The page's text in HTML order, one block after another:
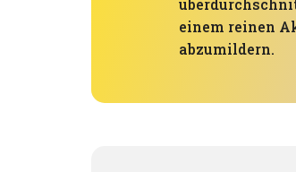
einem reinen
abzumildern.